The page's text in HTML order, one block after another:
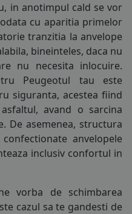
in anotimpul cald se vor
cu aparitia primelor
tranzitia la anvelope
bineinteles, daca nu
nu necesita inlocuire.
Peugeotul tau este
siguranta, acestea fiind
avand o sarcina
De asemenea, structura
anvelopele
inclusiv confortul in
vorba de schimbarea
cazul sa te gandesti de